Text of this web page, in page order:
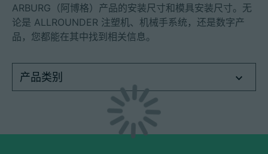
咨询和服务
智慧制造
企业
联系方式
ARBURG（阿博格）产品的安装尺寸和模具安装尺寸。无
论是 ALLROUNDER 注塑机、机械手系统，还是数字产
品，您都能在其中找到相关信息。
产品类别